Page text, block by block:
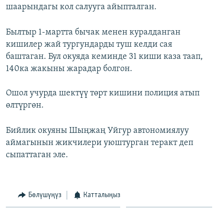
ЭЖЕ-СИҢДИЛЕР
ЫҢГАЙСЫЗ СУРООЛОР
ОНЛАЙН ШЕРИНЕ
ЭЕ/АРнун бардык сайттары
шаарындагы кол салууга айыпталган.
Былтыр 1-мартта бычак менен куралданган
кишилер жай тургундарды туш келди сая
баштаган. Бул окуяда кеминде 31 киши каза таап,
140ка жакыны жарадар болгон.
Ошол учурда шектүү төрт кишини полиция атып
өлтүргөн.
Бийлик окуяны Шыңжаң Уйгур автономиялуу
аймагынын жикчилери уюштурган теракт деп
сыпаттаган эле.
Бөлүшүңүз Катталыңыз